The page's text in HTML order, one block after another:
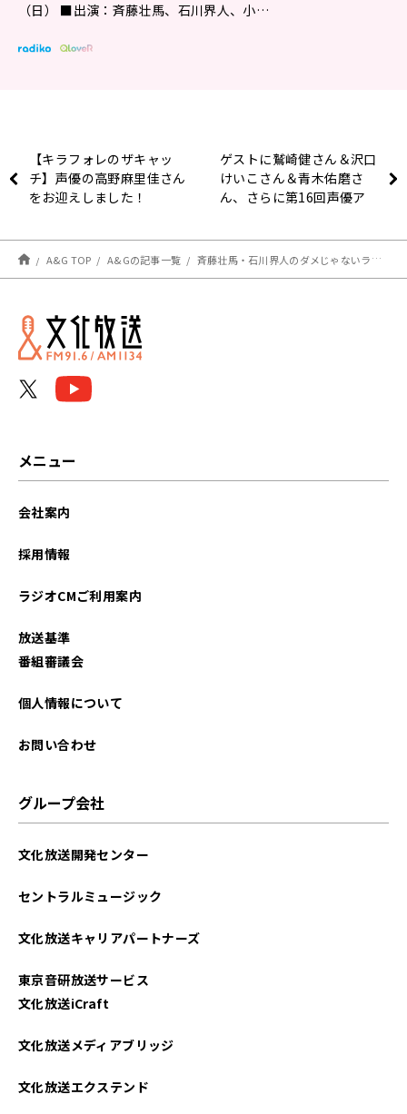
（日） ■出演：斉藤壮馬、石川界人、小…
【キラフォレのザキャッ
チ】声優の高野麻里佳さん
をお迎えしました！
ゲストに鷲崎健さん＆沢口
けいこさん＆青木佑磨さ
ん、さらに第16回声優ア
のお二人を迎えてお届け！
エジソン3月5日
A&G TOP A&Gの記事一覧 斉藤壮馬・石川界人のダメじゃないラジオ #205 放送後記
メニュー
会社案内
採用情報
ラジオCMご利用案内
放送基準
番組審議会
個人情報について
お問い合わせ
グループ会社
文化放送開発センター
セントラルミュージック
文化放送キャリアパートナーズ
東京音研放送サービス
文化放送iCraft
文化放送メディアブリッジ
文化放送エクステンド